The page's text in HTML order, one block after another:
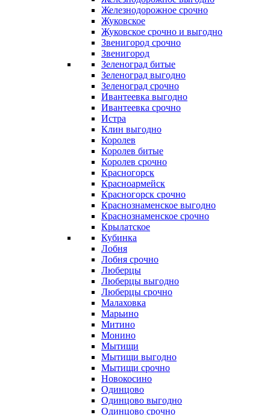
Железнодорожное срочно
Жуковское
Жуковское срочно и выгодно
Звенигород срочно
Звенигород
Зеленоград битые
Зеленоград выгодно
Зеленоград срочно
Ивантеевка выгодно
Ивантеевка срочно
Истра
Клин выгодно
Королев
Королев битые
Королев срочно
Красногорск
Красноармейск
Красногорск срочно
Краснознаменское выгодно
Краснознаменское срочно
Крылатское
Кубинка
Лобня
Лобня срочно
Люберцы
Люберцы выгодно
Люберцы срочно
Малаховка
Марьино
Митино
Монино
Мытищи
Мытищи выгодно
Мытищи срочно
Новокосино
Одинцово
Одинцово выгодно
Одинцово срочно